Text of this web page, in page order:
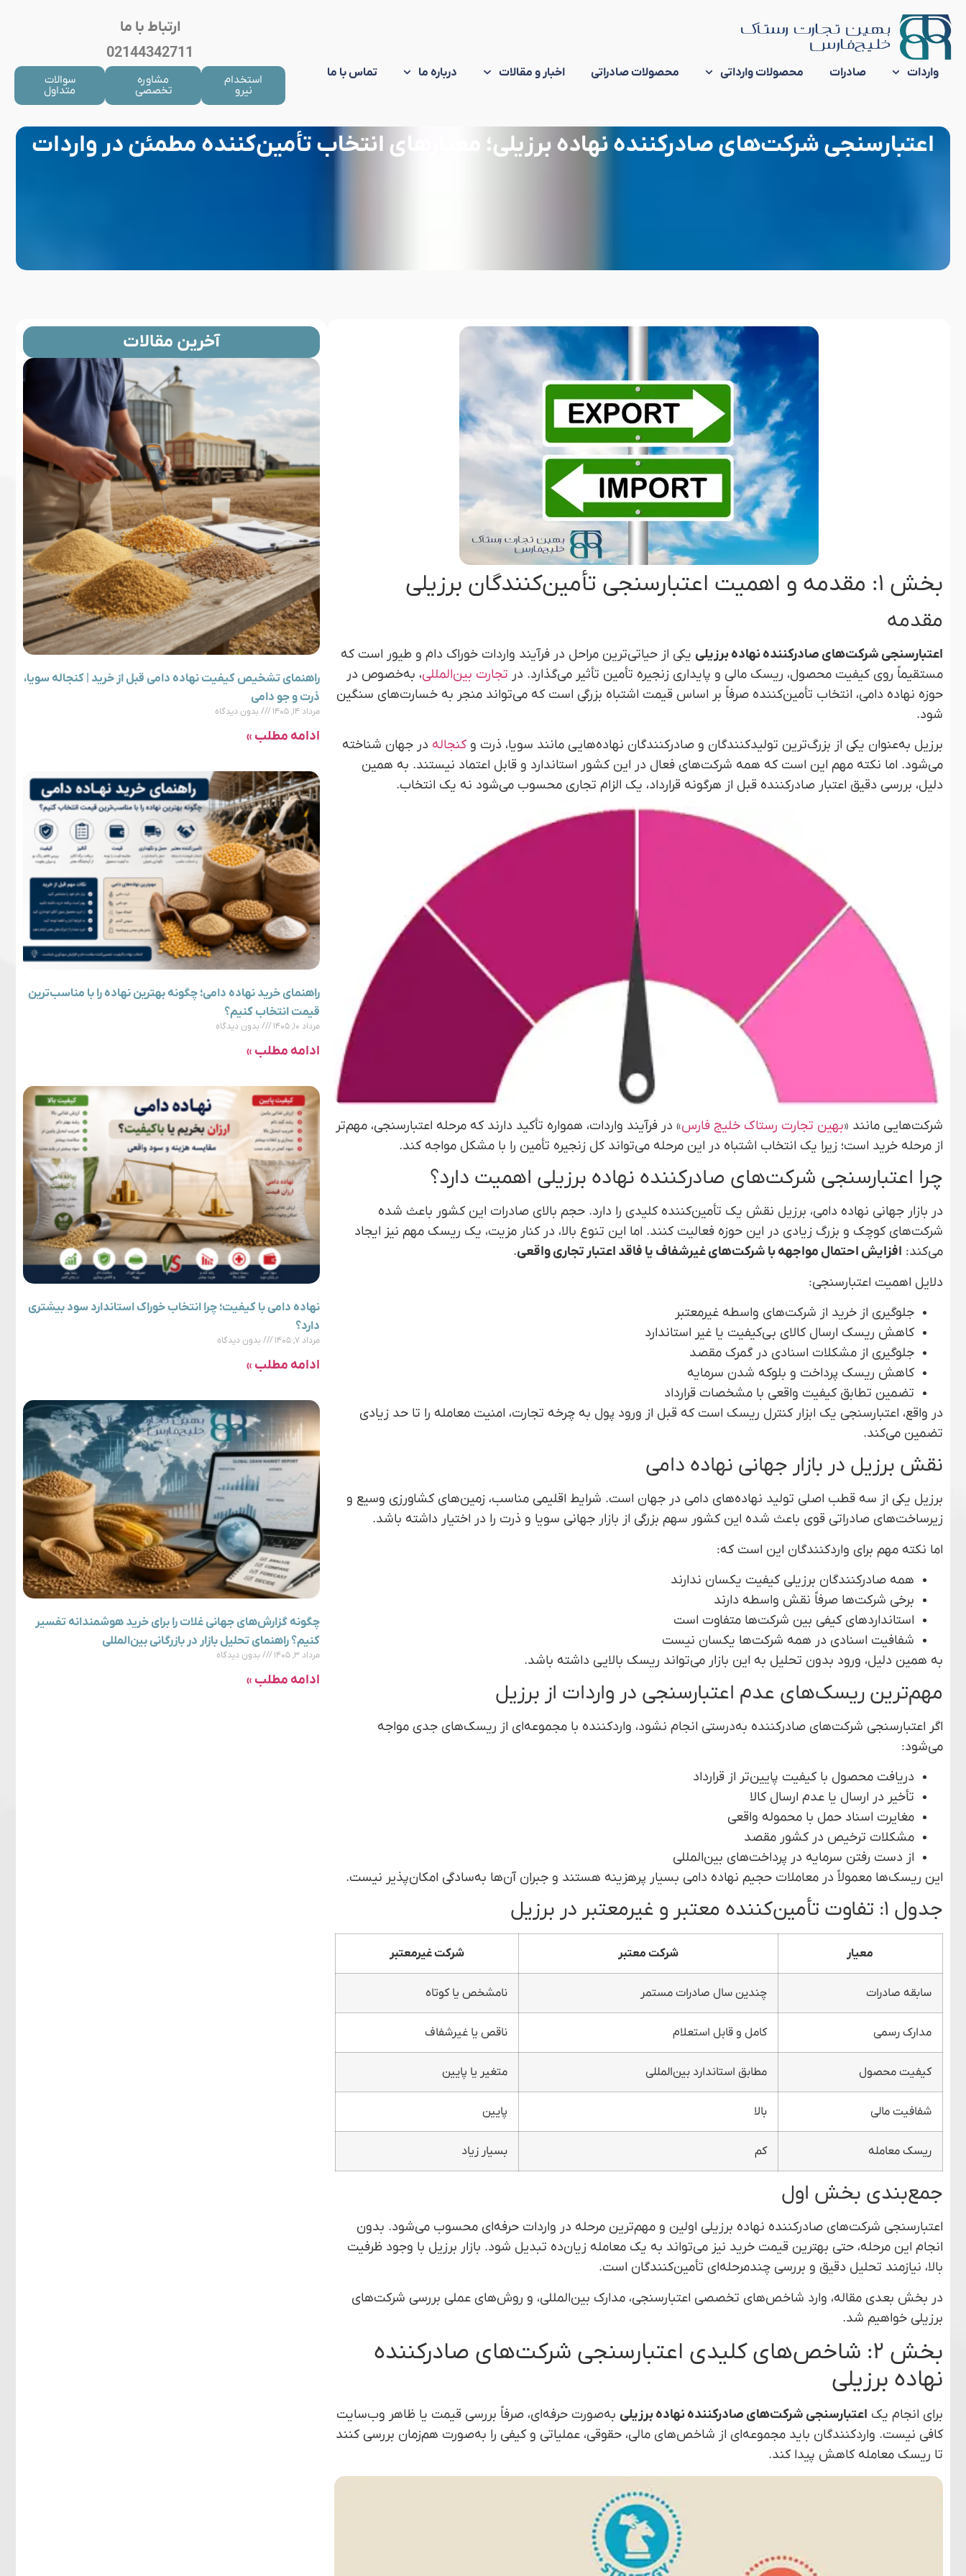
واردات صادرات محصولات وارداتی محصولات صادراتی اخبار و مقالات درباره ما تماس با ما
ارتباط با ما
02144342711
استخدام
نیرو
مشاوره
تخصصی
سوالات
متداول
اعتبارسنجی شرکت‌های صادرکننده نهاده برزیلی؛ معیارهای انتخاب تأمین‌کننده مطمئن در واردات
آخرین مقالات
راهنمای تشخیص کیفیت نهاده دامی قبل از خرید | کنجاله سویا،
ذرت و جو دامی
مرداد ۱۴, ۱۴۰۵ بدون دیدگاه
ادامه مطلب »
راهنمای خرید نهاده دامی؛ چگونه بهترین نهاده را با مناسب‌ترین
قیمت انتخاب کنیم؟
مرداد ۱۰, ۱۴۰۵ بدون دیدگاه
ادامه مطلب »
نهاده دامی با کیفیت؛ چرا انتخاب خوراک استاندارد سود بیشتری
دارد؟
مرداد ۷, ۱۴۰۵ بدون دیدگاه
ادامه مطلب »
چگونه گزارش‌های جهانی غلات را برای خرید هوشمندانه تفسیر
کنیم؟ راهنمای تحلیل بازار در بازرگانی بین‌المللی
مرداد ۳, ۱۴۰۵ بدون دیدگاه
ادامه مطلب »
بخش ۱: مقدمه و اهمیت اعتبارسنجی تأمین‌کنندگان برزیلی
مقدمه
اعتبارسنجی شرکت‌های صادرکننده نهاده برزیلی یکی از حیاتی‌ترین مراحل در فرآیند واردات خوراک دام و طیور است که
مستقیماً روی کیفیت محصول، ریسک مالی و پایداری زنجیره تأمین تأثیر می‌گذارد. در تجارت بین‌المللی، به‌خصوص در
حوزه نهاده دامی، انتخاب تأمین‌کننده صرفاً بر اساس قیمت اشتباه بزرگی است که می‌تواند منجر به خسارت‌های سنگین
شود.
برزیل به‌عنوان یکی از بزرگ‌ترین تولیدکنندگان و صادرکنندگان نهاده‌هایی مانند سویا، ذرت وکنجاله در جهان شناخته
می‌شود. اما نکته مهم این است که همه شرکت‌های فعال در این کشور استاندارد و قابل اعتماد نیستند. به همین
دلیل، بررسی دقیق اعتبار صادرکننده قبل از هرگونه قرارداد، یک الزام تجاری محسوب می‌شود نه یک انتخاب.
شرکت‌هایی مانند «بهین تجارت رستاک خلیج فارس» در فرآیند واردات، همواره تأکید دارند که مرحله اعتبارسنجی، مهم‌تر
از مرحله خرید است؛ زیرا یک انتخاب اشتباه در این مرحله می‌تواند کل زنجیره تأمین را با مشکل مواجه کند.
چرا اعتبارسنجی شرکت‌های صادرکننده نهاده برزیلی اهمیت دارد؟
در بازار جهانی نهاده دامی، برزیل نقش یک تأمین‌کننده کلیدی را دارد. حجم بالای صادرات این کشور باعث شده
شرکت‌های کوچک و بزرگ زیادی در این حوزه فعالیت کنند. اما این تنوع بالا، در کنار مزیت، یک ریسک مهم نیز ایجاد
می‌کند: افزایش احتمال مواجهه با شرکت‌های غیرشفاف یا فاقد اعتبار تجاری واقعی.
دلایل اهمیت اعتبارسنجی:
جلوگیری از خرید از شرکت‌های واسطه غیرمعتبر
کاهش ریسک ارسال کالای بی‌کیفیت یا غیر استاندارد
جلوگیری از مشکلات اسنادی در گمرک مقصد
کاهش ریسک پرداخت و بلوکه شدن سرمایه
تضمین تطابق کیفیت واقعی با مشخصات قرارداد
در واقع، اعتبارسنجی یک ابزار کنترل ریسک است که قبل از ورود پول به چرخه تجارت، امنیت معامله را تا حد زیادی
تضمین می‌کند.
نقش برزیل در بازار جهانی نهاده دامی
برزیل یکی از سه قطب اصلی تولید نهاده‌های دامی در جهان است. شرایط اقلیمی مناسب، زمین‌های کشاورزی وسیع و
زیرساخت‌های صادراتی قوی باعث شده این کشور سهم بزرگی از بازار جهانی سویا و ذرت را در اختیار داشته باشد.
اما نکته مهم برای واردکنندگان این است که:
همه صادرکنندگان برزیلی کیفیت یکسان ندارند
برخی شرکت‌ها صرفاً نقش واسطه دارند
استانداردهای کیفی بین شرکت‌ها متفاوت است
شفافیت اسنادی در همه شرکت‌ها یکسان نیست
به همین دلیل، ورود بدون تحلیل به این بازار می‌تواند ریسک بالایی داشته باشد.
مهم‌ترین ریسک‌های عدم اعتبارسنجی در واردات از برزیل
اگر اعتبارسنجی شرکت‌های صادرکننده به‌درستی انجام نشود، واردکننده با مجموعه‌ای از ریسک‌های جدی مواجه
می‌شود:
دریافت محصول با کیفیت پایین‌تر از قرارداد
تأخیر در ارسال یا عدم ارسال کالا
مغایرت اسناد حمل با محموله واقعی
مشکلات ترخیص در کشور مقصد
از دست رفتن سرمایه در پرداخت‌های بین‌المللی
این ریسک‌ها معمولاً در معاملات حجیم نهاده دامی بسیار پرهزینه هستند و جبران آن‌ها به‌سادگی امکان‌پذیر نیست.
جدول ۱: تفاوت تأمین‌کننده معتبر و غیرمعتبر در برزیل
معیار شرکت معتبر شرکت غیرمعتبر
سابقه صادرات چندین سال صادرات مستمر نامشخص یا کوتاه
مدارک رسمی کامل و قابل استعلام ناقص یا غیرشفاف
کیفیت محصول مطابق استاندارد بین‌المللی متغیر یا پایین
شفافیت مالی بالا پایین
ریسک معامله کم بسیار زیاد
جمع‌بندی بخش اول
اعتبارسنجی شرکت‌های صادرکننده نهاده برزیلی اولین و مهم‌ترین مرحله در واردات حرفه‌ای محسوب می‌شود. بدون
انجام این مرحله، حتی بهترین قیمت خرید نیز می‌تواند به یک معامله زیان‌ده تبدیل شود. بازار برزیل با وجود ظرفیت
بالا، نیازمند تحلیل دقیق و بررسی چندمرحله‌ای تأمین‌کنندگان است.
در بخش بعدی مقاله، وارد شاخص‌های تخصصی اعتبارسنجی، مدارک بین‌المللی، و روش‌های عملی بررسی شرکت‌های
برزیلی خواهیم شد.
بخش ۲: شاخص‌های کلیدی اعتبارسنجی شرکت‌های صادرکننده
نهاده برزیلی
برای انجام یک اعتبارسنجی شرکت‌های صادرکننده نهاده برزیلی به‌صورت حرفه‌ای، صرفاً بررسی قیمت یا ظاهر وب‌سایت
کافی نیست. واردکنندگان باید مجموعه‌ای از شاخص‌های مالی، حقوقی، عملیاتی و کیفی را به‌صورت هم‌زمان بررسی کنند
تا ریسک معامله کاهش پیدا کند.